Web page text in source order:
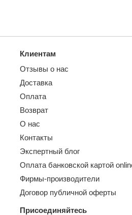
Клиентам
Отзывы о нас
Доставка
Оплата
Возврат
О нас
Контакты
Экспертный блог
Оплата банковской картой
Фирмы-производители
Договор публичной оферты
Присоединяйтесь